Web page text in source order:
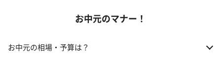
03 ギフトカタログ
お中元のマナー！
お中元の相場・予算は？